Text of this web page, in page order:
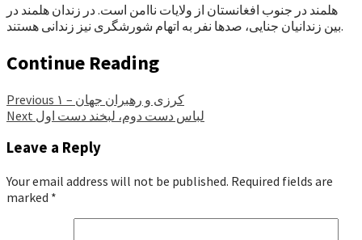
هلمند در جنوب افغانستان از ولایات ناامن است. در زندان هلمند در
بین زندانیان جنایی، صدها نفر به اتهام شورشگری نیز زندانی هستند.
Continue Reading
Previous
کرزی و رهبران جهان – ۱
Next لباس دست دوم، لبخند دست اول
Leave a Reply
Your email address will not be published. Required fields are
marked *